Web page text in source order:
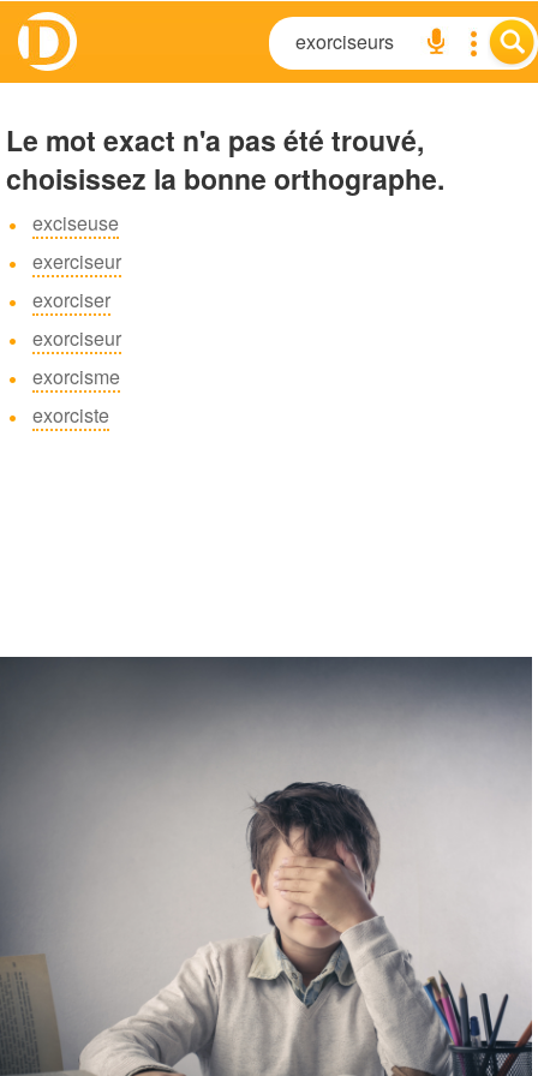
Le mot exact n'a pas été trouvé,
choisissez la bonne orthographe.
exciseuse
exerciseur
exorciser
exorciseur
exorcisme
exorciste